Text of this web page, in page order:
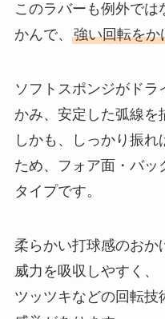
このラバーも例外で
かんで、 強い回転をか
ソフトスポンジがド
かみ、安定した弧線を
しかも、しっかり振
ため、フォア面・バッ
タイプです。
柔らかい打球感のおか
威力を吸収しやすく、
ツッツキなどの回転技